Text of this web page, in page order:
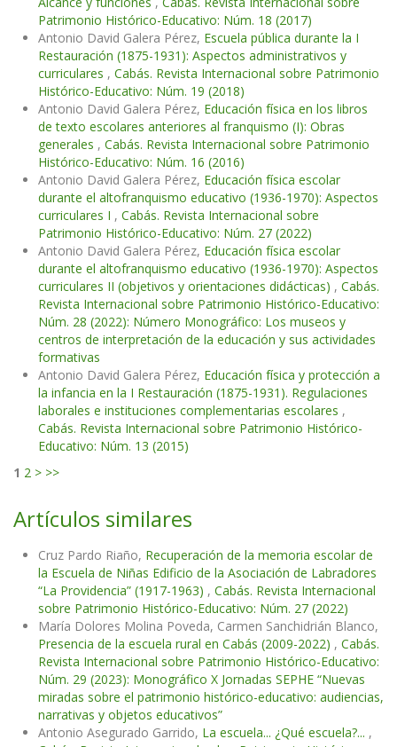
Patrimonio Histórico-Educativo: Núm. 18 (2017)
Antonio David Galera Pérez, Escuela pública durante la I
Restauración (1875-1931): Aspectos administrativos y
curriculares , Cabás. Revista Internacional sobre Patrimonio
Histórico-Educativo: Núm. 19 (2018)
Antonio David Galera Pérez, Educación física en los libros
de texto escolares anteriores al franquismo (I): Obras
generales , Cabás. Revista Internacional sobre Patrimonio
Histórico-Educativo: Núm. 16 (2016)
Antonio David Galera Pérez, Educación física escolar
durante el altofranquismo educativo (1936-1970): Aspectos
curriculares I , Cabás. Revista Internacional sobre
Patrimonio Histórico-Educativo: Núm. 27 (2022)
Antonio David Galera Pérez, Educación física escolar
durante el altofranquismo educativo (1936-1970): Aspectos
curriculares II (objetivos y orientaciones didácticas) , Cabás.
Revista Internacional sobre Patrimonio Histórico-Educativo:
Núm. 28 (2022): Número Monográfico: Los museos y
centros de interpretación de la educación y sus actividades
formativas
Antonio David Galera Pérez, Educación física y protección a
la infancia en la I Restauración (1875-1931). Regulaciones
laborales e instituciones complementarias escolares ,
Cabás. Revista Internacional sobre Patrimonio Histórico-
Educativo: Núm. 13 (2015)
1 2 > >>
Artículos similares
Cruz Pardo Riaño, Recuperación de la memoria escolar de
la Escuela de Niñas Edificio de la Asociación de Labradores
“La Providencia” (1917-1963) , Cabás. Revista Internacional
sobre Patrimonio Histórico-Educativo: Núm. 27 (2022)
María Dolores Molina Poveda, Carmen Sanchidrián Blanco,
Presencia de la escuela rural en Cabás (2009-2022) , Cabás.
Revista Internacional sobre Patrimonio Histórico-Educativo:
Núm. 29 (2023): Monográfico X Jornadas SEPHE “Nuevas
miradas sobre el patrimonio histórico-educativo: audiencias,
narrativas y objetos educativos”
Antonio Asegurado Garrido, La escuela... ¿Qué escuela?... ,